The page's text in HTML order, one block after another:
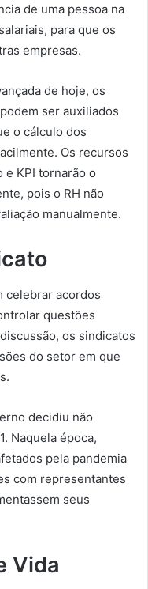
de uma pessoa na
para que os
empresas.
de hoje, os
ser auxiliados
o cálculo dos
Os recursos
KPI tornarão o
pois o RH não
manualmente.
celebrar acordos
questões
os sindicatos
do setor em que
decidiu não
Naquela época,
pela pandemia
com representantes
seus
Vida